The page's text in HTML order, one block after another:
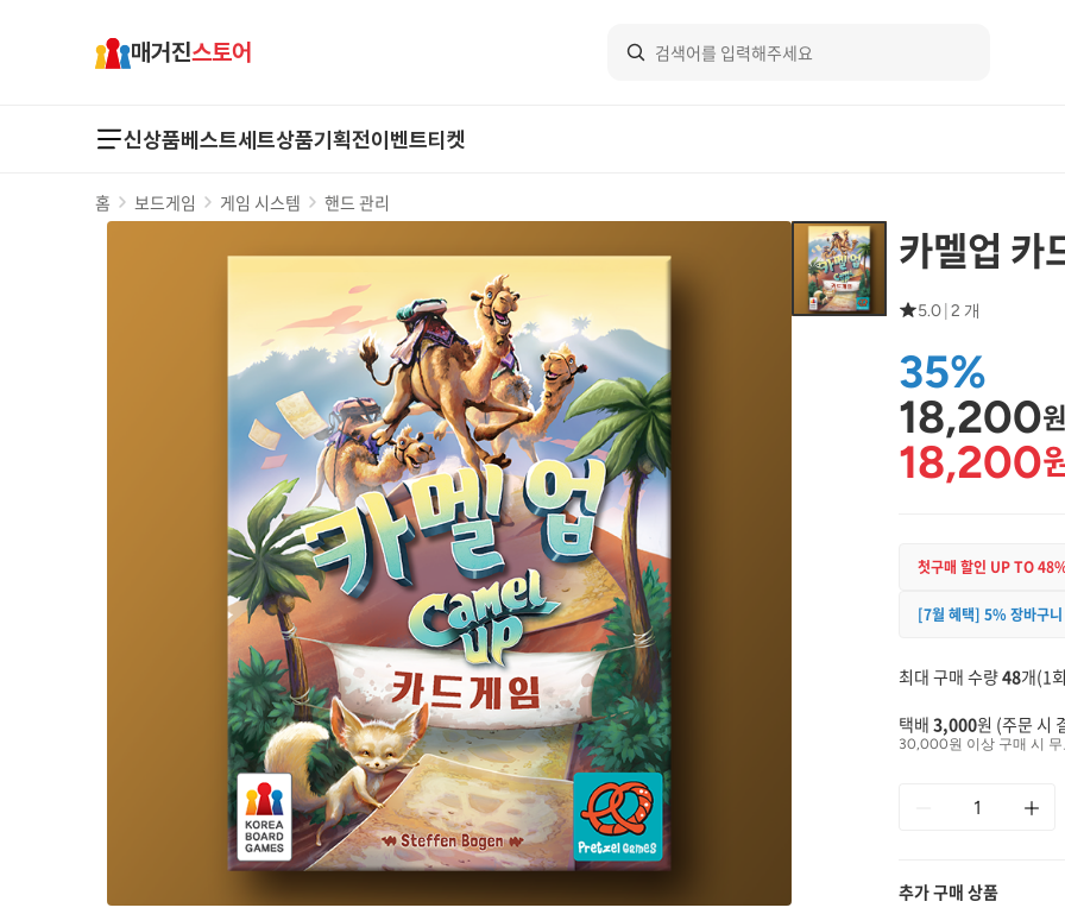
매거진스토어
신상품베스트세트상품기획전이벤트티켓
홈 보드게임 게임 시스템 핸드 관리
카멜업 카
5.0 2 개
35%
18,200
18,200
첫구매 할인 UP TO
[7월 혜택] 5% 장바구
최대 구매 수량48개(1
택배 3,000원 (주문 시
30,000원 이상 구매 시
추가 구매 상품